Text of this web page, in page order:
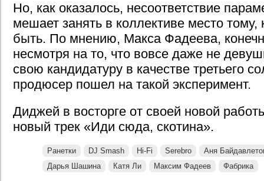
Но, как оказалось, несоответствие
мешает занять в коллективе место
быть. По мнению, Макса Фадеева,
несмотря на то, что вовсе даже не
свою кандидатуру в качестве третьего
продюсер пошел на такой эксперимент.
Диджей в восторге от своей новой
новый трек «Иди сюда, скотина».
Ранетки DJ Smash Hi-Fi Serebro
Аня
Дарья Шашина
Катя Ли Максим Фадеев Фабрика